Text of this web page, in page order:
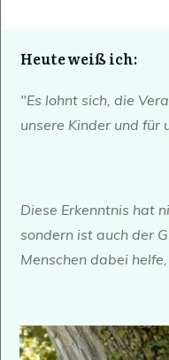
Heute weiß ich:
"Es lohnt sich, die
unsere Kinder und für
Diese Erkenntnis hat
sondern ist auch der
Menschen dabei